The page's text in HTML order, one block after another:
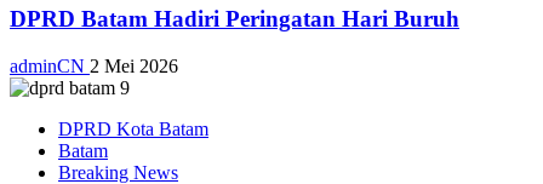
DPRD Batam Hadiri Peringatan Hari Buruh
adminCN 2 Mei 2026
DPRD Kota Batam
Batam
Breaking News